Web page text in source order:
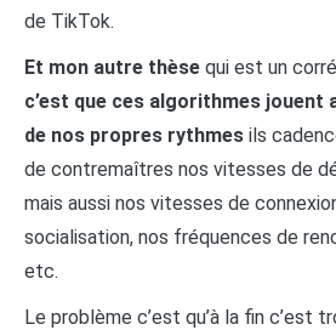
de TikTok.
Et mon autre thèse qui est un
c’est que ces algorithmes jouent
de nos propres rythmes ils
de contremaîtres nos vitesses de
mais aussi nos vitesses de
socialisation, nos fréquences de
etc.
Le problème c’est qu’à la fin c’est